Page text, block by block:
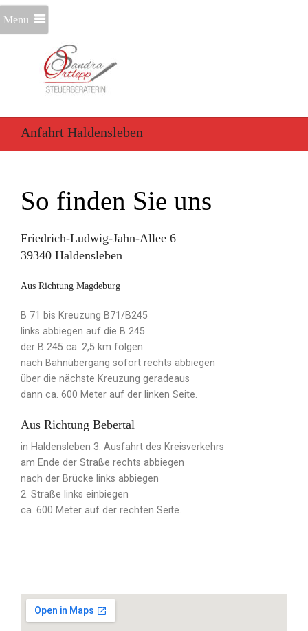
Menu
Anfahrt Haldensleben
So finden Sie uns
Friedrich-Ludwig-Jahn-Allee 6
39340 Haldensleben
Aus Richtung Magdeburg
B 71 bis Kreuzung B71/B245
links abbiegen auf die B 245
der B 245 ca. 2,5 km folgen
nach Bahnübergang sofort rechts abbiegen
über die nächste Kreuzung geradeaus
dann ca. 600 Meter auf der linken Seite.
Aus Richtung Bebertal
in Haldensleben 3. Ausfahrt des Kreisverkehrs
am Ende der Straße rechts abbiegen
nach der Brücke links abbiegen
2. Straße links einbiegen
ca. 600 Meter auf der rechten Seite.